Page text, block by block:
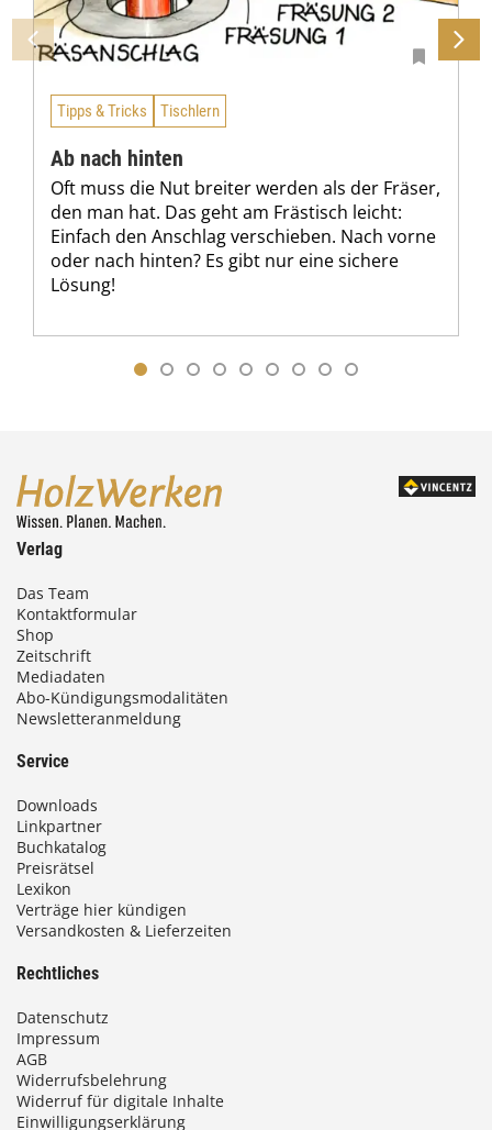
Tipps & Tricks Tischlern
Ab nach hinten
Oft muss die Nut breiter werden als der Fräser,
den man hat. Das geht am Frästisch leicht:
Einfach den Anschlag verschieben. Nach vorne
oder nach hinten? Es gibt nur eine sichere
Lösung!
Verlag
Das Team
Kontaktformular
Shop
Zeitschrift
Mediadaten
Abo-Kündigungsmodalitäten
Newsletteranmeldung
Service
Downloads
Linkpartner
Buchkatalog
Preisrätsel
Lexikon
Verträge hier kündigen
Versandkosten & Lieferzeiten
Rechtliches
Datenschutz
Impressum
AGB
Widerrufsbelehrung
Widerruf für digitale Inhalte
Einwilligungserklärung